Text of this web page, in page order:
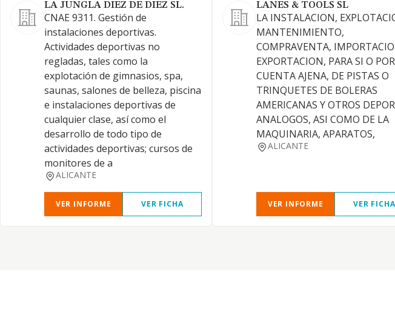
LA JUNGLA DIEZ DE DIEZ SL.
CNAE 9311. Gestión de
instalaciones deportivas.
Actividades deportivas no
regladas, tales como la
explotación de gimnasios, spa,
saunas, salones de belleza, piscina
e instalaciones deportivas de
cualquier clase, así como el
desarrollo de todo tipo de
actividades deportivas; cursos de
monitores de a
ALICANTE
VER INFORME VER FICHA
LANES & TOOLS SL
LA INSTALACION,
MANTENIMIENTO,
COMPRAVENTA,
EXPORTACION, PARA SI O POR
CUENTA AJENA, DE PISTAS O
TRINQUETES DE BOLERAS
AMERICANAS Y OTROS
ANALOGOS, ASI COMO DE LA
MAQUINARIA, APARATOS,
ALICANTE
VER INFORME VER FICHA